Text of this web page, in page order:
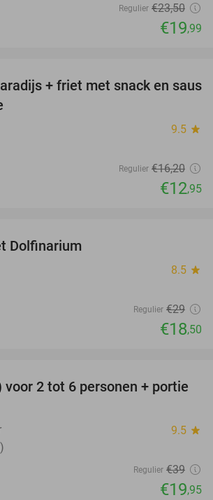
Regulier €23,50
€19,99
20%
+ friet met snack en saus
9.5 star
Regulier €16,20
€12,95
Dolfinarium
8.5 star
Regulier €29
€18,50
49%
voor 2 tot 6 personen + portie
9.5 star
Regulier €39
€19,95